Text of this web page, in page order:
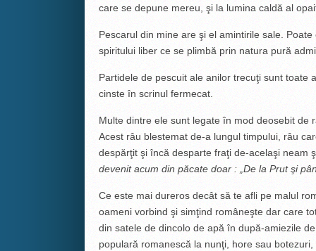
care se depune mereu, şi la lumina caldă al
Pescarul din mine are şi el amintirile sale.
spiritului liber ce se plimbă prin natura pură
Partidele de pescuit ale anilor trecuţi sunt toate
cinste în scrinul fermecat.
Multe dintre ele sunt legate în mod deosebit de
Acest râu blestemat de-a lungul timpului, râu
despărţit şi încă desparte fraţi de-acelaşi neam
devenit acum din păcate doar : „De la Prut şi
Ce este mai dureros decât să te afli pe malul
oameni vorbind şi simţind româneşte dar care
din satele de dincolo de apă în după-amiezile
populară romanescă la nunţi, hore sau